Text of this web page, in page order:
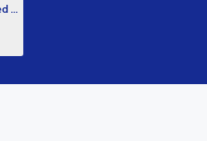
Coolant VCS 2 ready mixed (oranje voorheen geel mengbaar met geel)